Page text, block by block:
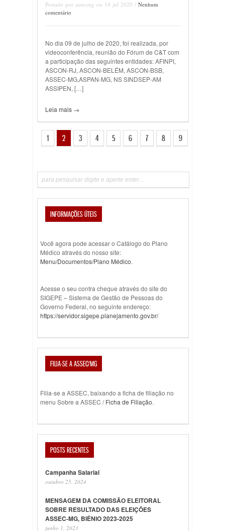
Postado por assecmg on 14 jul 2020 / Nenhum
comentário
No dia 09 de julho de 2020, foi realizada, por
videoconferência, reunião do Fórum de C&T com
a participação das seguintes entidades: AFINPI,
ASCON-RJ, ASCON-BELÉM, ASCON-BSB,
ASSEC-MG,ASPAN-MG, NS SINDSEP-AM
ASSIPEN, […]
Leia mais →
1 2 3 4 5 6 7 8 9
INFORMAÇÕES ÚTEIS
Você agora pode acessar o Catálogo do Plano
Médico através do nosso site:
Menu/Documentos/Plano Médico.
Acesse o seu contra cheque através do site do
SIGEPE – Sistema de Gestão de Pessoas do
Governo Federal, no seguinte endereço:
https://servidor.sigepe.planejamento.gov.br/
FILIA-SE A ASSEC/MG
Filia-se a ASSEC, baixando a ficha de filiação no
menu Sobre a ASSEC /Ficha de Filiação.
POSTS RECENTES
Campanha Salarial
outubro 25, 2024
MENSAGEM DA COMISSÃO ELEITORAL
SOBRE RESULTADO DAS ELEIÇÕES
ASSEC-MG, BIÊNIO 2023-2025
junho 1, 2023